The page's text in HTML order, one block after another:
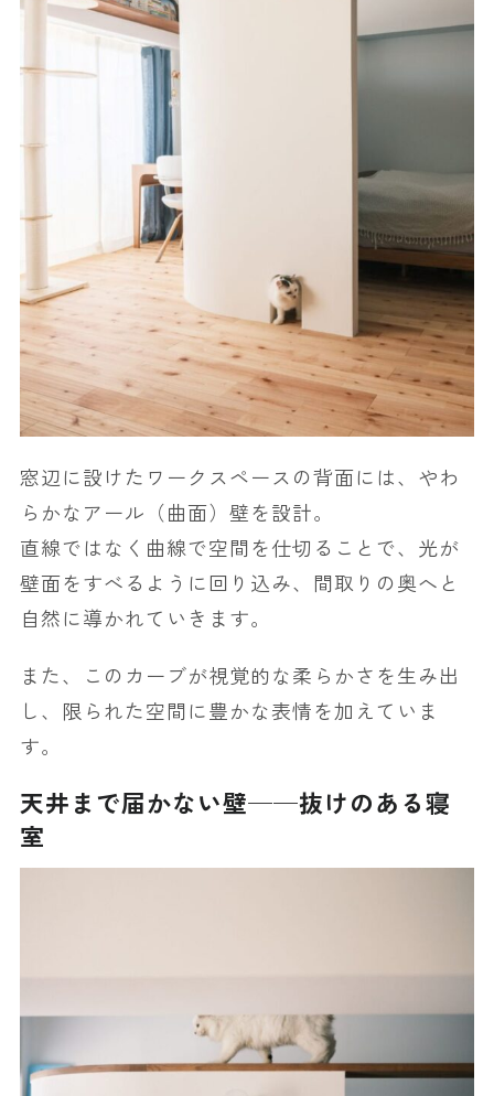
窓辺に設けたワークスペースの背面には、やわ
らかなアール（曲面）壁を設計。
直線ではなく曲線で空間を仕切ることで、光が
壁面をすべるように回り込み、間取りの奥へと
自然に導かれていきます。
また、このカーブが視覚的な柔らかさを生み出
し、限られた空間に豊かな表情を加えていま
す。
天井まで届かない壁──抜けのある寝
室